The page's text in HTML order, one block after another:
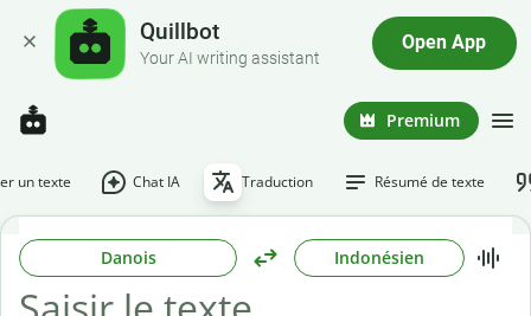
Quillbot
Your AI writing assistant
Open App
Premium
un texte Chat IA Traduction Résumé de texte
Danois Indonésien